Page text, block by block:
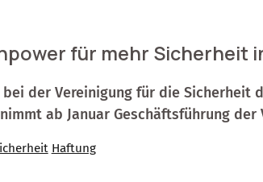
für mehr Sicherheit
bei der Vereinigung für die Sicherheit
ab Januar Geschäftsführung der
Haftung